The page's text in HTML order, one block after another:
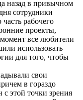
назад в привычном
сотрудники
рабочего
проекты,
все любители
использовать
для того, чтобы
свои
в гораздо
с этой точки зрения